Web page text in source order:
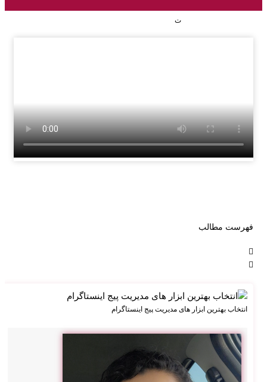
ت
ی
سئو
سای
کی و
کلینی
سئو
ت
فرو
انتخاب بهترین ابزار های مدیریت پیج اینستاگرام
فهرست مطالب